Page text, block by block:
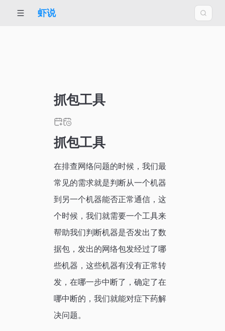
虾说
抓包工具
抓包工具
在排查网络问题的时候，我们最
常见的需求就是判断从一个机器
到另一个机器能否正常通信，这
个时候，我们就需要一个工具来
帮助我们判断机器是否发出了数
据包，发出的网络包发经过了哪
些机器，这些机器有没有正常转
发，在哪一步中断了，确定了在
哪中断的，我们就能对症下药解
决问题。